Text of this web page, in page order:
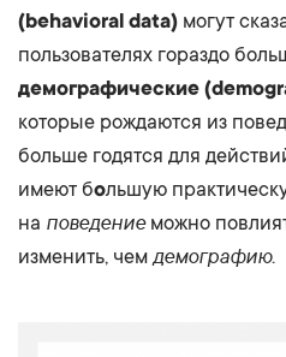
(behavioral data) могут
пользователях гораздо
демографические
которые рождаются из
больше годятся для
имеют большую
на поведениеможно
изменить, чем демографию.